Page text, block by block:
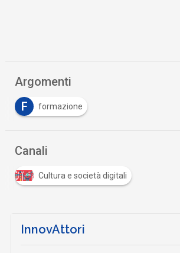
Argomenti
F
formazione
Canali
Cultura e società digitali
InnovAttori